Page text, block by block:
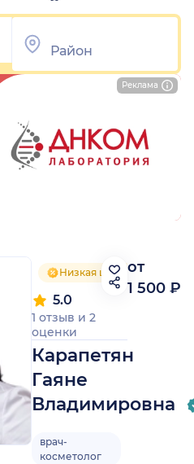
Низкая цена приёма
Карапетян
Гаяне
Владимировна
5.0
1 отзыв и 2
оценки
врач-
косметолог
от
1 500 ₽
Реклама